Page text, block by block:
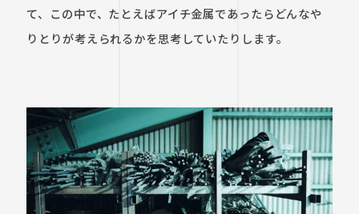
て、この中で、たとえばアイチ金属であったらどんなや
りとりが考えられるかを思考していたりします。